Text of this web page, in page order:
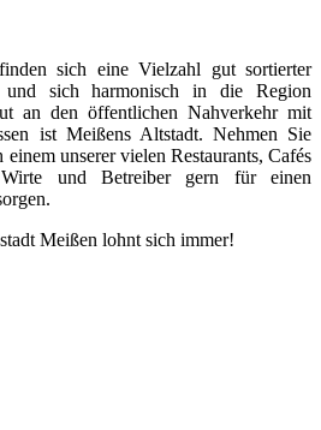
sich eine Vielzahl gut sortierter
und sich harmonisch in die Region
an den öffentlichen Nahverkehr mit
ist Meißens Altstadt. Nehmen Sie
unserer vielen Restaurants, Cafés
und Betreiber gern für einen
Meißen lohnt sich immer!